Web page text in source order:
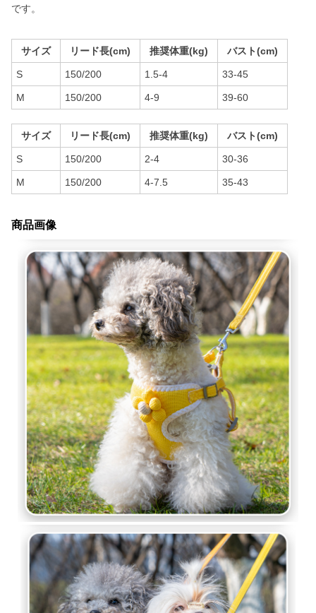
です。
サイズ リード長(cm) 推奨体重(kg) バスト(cm)
S 150/200 1.5-4 33-45
M 150/200 4-9 39-60
サイズ リード長(cm) 推奨体重(kg) バスト(cm)
S 150/200 2-4 30-36
M 150/200 4-7.5 35-43
商品画像